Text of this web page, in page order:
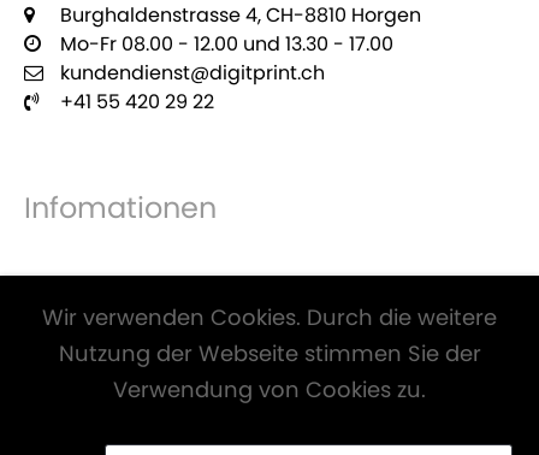
Burghaldenstrasse 4, CH-8810 Horgen
Mo-Fr 08.00 - 12.00 und 13.30 - 17.00
kundendienst@digitprint.ch
+41 55 420 29 22
Infomationen
Alle Preise inkl. Mwst. und zzgl.Versandkosten
Wir verwenden Cookies. Durch die weitere
Nutzung der Webseite stimmen Sie der
Verwendung von Cookies zu.